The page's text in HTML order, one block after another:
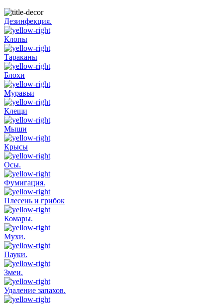
Дезинфекция.
Клопы
Тараканы
Блохи
Муравьи
Клещи
Мыши
Крысы
Осы.
Фумигация.
Плесень и грибок
Комары.
Мухи.
Пауки.
Змеи.
Удаление запахов.